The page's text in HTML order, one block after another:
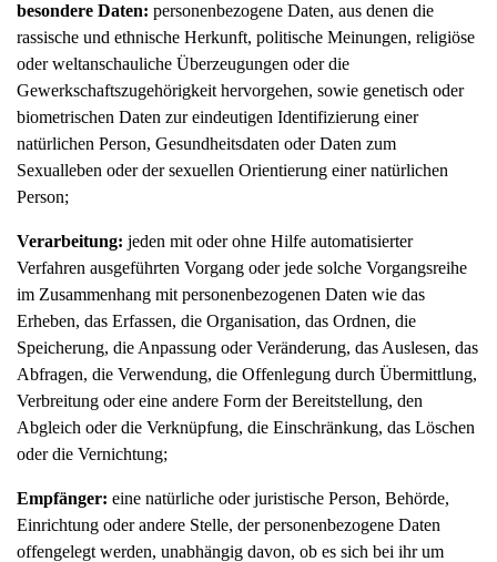
besondere Daten: personenbezogene Daten, aus denen die
rassische und ethnische Herkunft, politische Meinungen, religiöse
oder weltanschauliche Überzeugungen oder die
Gewerkschaftszugehörigkeit hervorgehen, sowie genetisch oder
biometrischen Daten zur eindeutigen Identifizierung einer
natürlichen Person, Gesundheitsdaten oder Daten zum
Sexualleben oder der sexuellen Orientierung einer natürlichen
Person;
Verarbeitung: jeden mit oder ohne Hilfe automatisierter
Verfahren ausgeführten Vorgang oder jede solche Vorgangsreihe
im Zusammenhang mit personenbezogenen Daten wie das
Erheben, das Erfassen, die Organisation, das Ordnen, die
Speicherung, die Anpassung oder Veränderung, das Auslesen, das
Abfragen, die Verwendung, die Offenlegung durch Übermittlung,
Verbreitung oder eine andere Form der Bereitstellung, den
Abgleich oder die Verknüpfung, die Einschränkung, das Löschen
oder die Vernichtung;
Empfänger: eine natürliche oder juristische Person, Behörde,
Einrichtung oder andere Stelle, der personenbezogene Daten
offengelegt werden, unabhängig davon, ob es sich bei ihr um